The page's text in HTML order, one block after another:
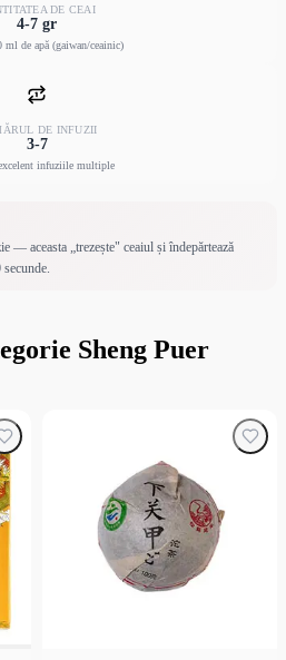
DE CEAI
4-7 gr
ml de apă (gaiwan/ceainic)
DE INFUZII
3-7
infuziile multiple
— aceasta „trezește" ceaiul și îndepărtează
Sheng Puer